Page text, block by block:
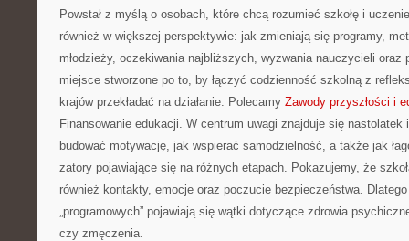
Powstał z myślą o osobach, które chcą rozumieć szkołę i
również w większej perspektywie: jak zmieniają się programy,
młodzieży, oczekiwania najbliższych, wyzwania nauczycieli oraz
miejsce stworzone po to, by łączyć codzienność szkolną z
krajów przekładać na działanie. Polecamy Zawody przyszłości i
Finansowanie edukacji. W centrum uwagi znajduje się
budować motywację, jak wspierać samodzielność, a także jak
zatory pojawiające się na różnych etapach. Pokazujemy, że
również kontakty, emocje oraz poczucie bezpieczeństwa.
„programowych” pojawiają się wątki dotyczące zdrowia
czy zmęczenia.